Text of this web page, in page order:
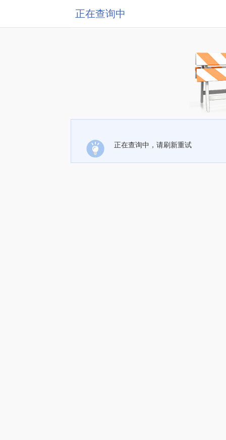
正在查询中
正在查询中，请刷新重试